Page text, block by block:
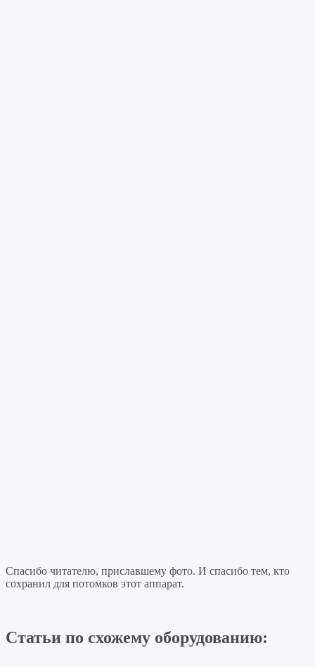
Спасибо читателю, приславшему фото. И спасибо тем, кто
сохранил для потомков этот аппарат.
Статьи по схожему оборудованию: